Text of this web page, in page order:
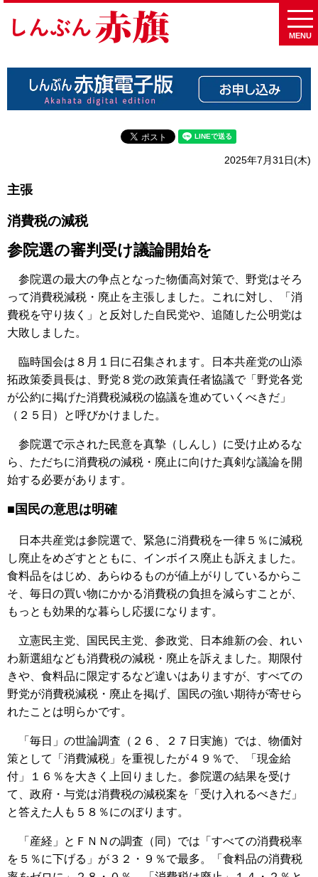
MENU
2025年7月31日(木)
主張
消費税の減税
参院選の審判受け議論開始を
参院選の最大の争点となった物価高対策で、野党はそろ
って消費税減税・廃止を主張しました。これに対し、「消
費税を守り抜く」と反対した自民党や、追随した公明党は
大敗しました。
臨時国会は８月１日に召集されます。日本共産党の山添
拓政策委員長は、野党８党の政策責任者協議で「野党各党
が公約に掲げた消費税減税の協議を進めていくべきだ」
（２５日）と呼びかけました。
参院選で示された民意を真摯（しんし）に受け止めるな
ら、ただちに消費税の減税・廃止に向けた真剣な議論を開
始する必要があります。
■国民の意思は明確
日本共産党は参院選で、緊急に消費税を一律５％に減税
し廃止をめざすとともに、インボイス廃止も訴えました。
食料品をはじめ、あらゆるものが値上がりしているからこ
そ、毎日の買い物にかかる消費税の負担を減らすことが、
もっとも効果的な暮らし応援になります。
立憲民主党、国民民主党、参政党、日本維新の会、れい
わ新選組なども消費税の減税・廃止を訴えました。期限付
きや、食料品に限定するなど違いはありますが、すべての
野党が消費税減税・廃止を掲げ、国民の強い期待が寄せら
れたことは明らかです。
「毎日」の世論調査（２６、２７日実施）では、物価対
策として「消費減税」を重視したが４９％で、「現金給
付」１６％を大きく上回りました。参院選の結果を受け
て、政府・与党は消費税の減税案を「受け入れるべきだ」
と答えた人も５８％にのぼります。
「産経」とＦＮＮの調査（同）では「すべての消費税率
を５％に下げる」が３２・９％で最多。「食料品の消費税